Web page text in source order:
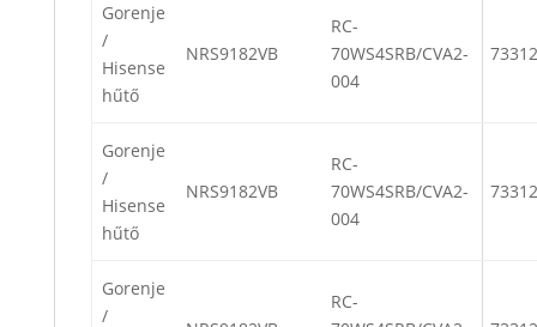
Gorenje
/
Hisense
hűtő
NRS9182VB
RC-
70WS4SRB/CVA2-
004
Gorenje
/
Hisense
hűtő
NRS9182VB
RC-
70WS4SRB/CVA2-
004
Gorenje
/
RC-